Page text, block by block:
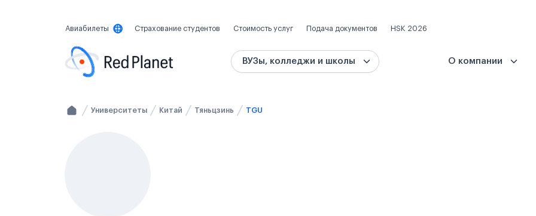
Авиабилеты Страхование студентов Стоимость услуг Подача документов HSK 2026
ВУЗы, колледжи и школы О компании
Университеты Китай Тяньцзинь TGU